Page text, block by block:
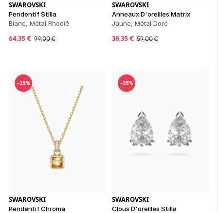
SWAROVSKI
Pendentif Stilla
Blanc, Métal Rhodié
64,35€ 99,00€
SWAROVSKI
Anneaux D'oreilles Matrix
Jaune, Métal Doré
38,35€ 59,00€
-35%
SWAROVSKI
Pendentif Chroma
-35%
SWAROVSKI
Clous D'oreilles Stilla